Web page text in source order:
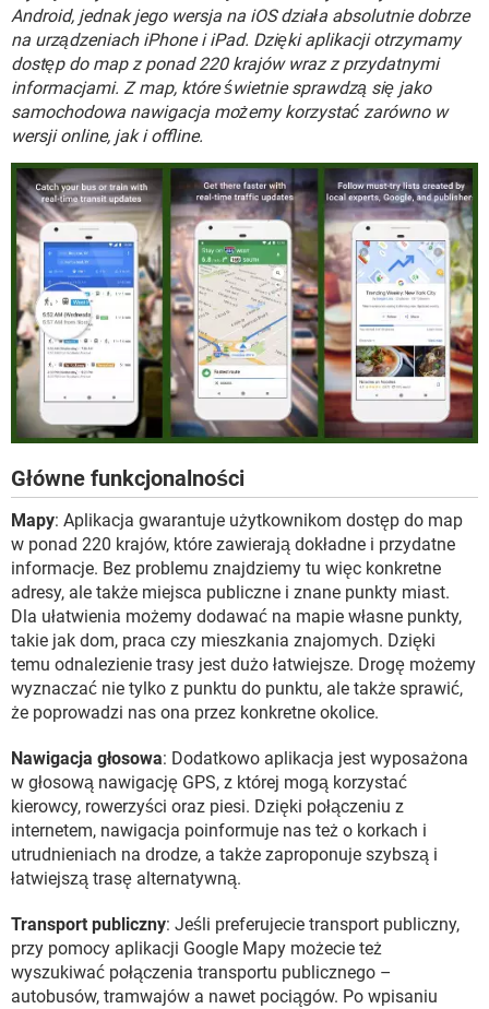
WINDOWS 10
Android, jednak jego wersja na iOS działa absolutnie dobrze
na urządzeniach iPhone i iPad. Dzięki aplikacji otrzymamy
dostęp do map z ponad 220 krajów wraz z przydatnymi
informacjami. Z map, które świetnie sprawdzą się jako
samochodowa nawigacja możemy korzystać zarówno w
wersji online, jak i offline.
Główne funkcjonalności
Mapy: Aplikacja gwarantuje użytkownikom dostęp do map
w ponad 220 krajów, które zawierają dokładne i przydatne
informacje. Bez problemu znajdziemy tu więc konkretne
adresy, ale także miejsca publiczne i znane punkty miast.
Dla ułatwienia możemy dodawać na mapie własne punkty,
takie jak dom, praca czy mieszkania znajomych. Dzięki
temu odnalezienie trasy jest dużo łatwiejsze. Drogę możemy
wyznaczać nie tylko z punktu do punktu, ale także sprawić,
że poprowadzi nas ona przez konkretne okolice.
Nawigacja głosowa: Dodatkowo aplikacja jest wyposażona
w głosową nawigację GPS, z której mogą korzystać
kierowcy, rowerzyści oraz piesi. Dzięki połączeniu z
internetem, nawigacja poinformuje nas też o korkach i
utrudnieniach na drodze, a także zaproponuje szybszą i
łatwiejszą trasę alternatywną.
Transport publiczny: Jeśli preferujecie transport publiczny,
przy pomocy aplikacji Google Mapy możecie też
wyszukiwać połączenia transportu publicznego –
autobusów, tramwajów a nawet pociągów. Po wpisaniu